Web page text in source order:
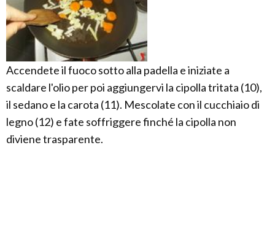
Accendete il fuoco sotto alla padella e iniziate a
scaldare l'olio per poi aggiungervi la cipolla tritata (10),
il sedano e la carota (11). Mescolate con il cucchiaio di
legno (12) e fate soffriggere finché la cipolla non
diviene trasparente.